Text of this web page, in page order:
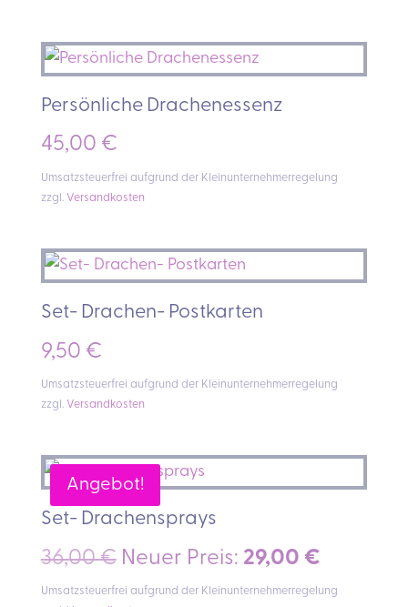
49,00 €
34,00 €.
Persönliche Drachenessenz
45,00 €
Umsatzsteuerfrei aufgrund der Kleinunternehmerregelung
zzgl. Versandkosten
Set- Drachen- Postkarten
9,50 €
Umsatzsteuerfrei aufgrund der Kleinunternehmerregelung
zzgl. Versandkosten
Angebot!
Set- Drachensprays
36,00€ Ursprünglicher
Preis
Neuer Preis: 29,00 €Aktueller
Preis
Umsatzsteuerfrei aufgrund der Kleinunternehmerregelung